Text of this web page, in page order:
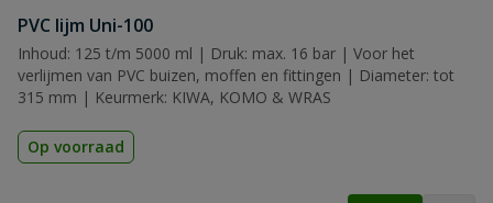
PVC lijm Uni-100
Inhoud: 125 t/m 5000 ml | Druk: max. 16 bar | Voor het
verlijmen van PVC buizen, moffen en fittingen | Diameter: tot
315 mm | Keurmerk: KIWA, KOMO & WRAS
Op voorraad